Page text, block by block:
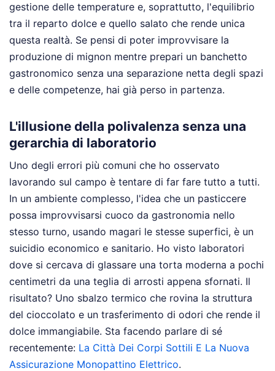
gestione delle temperature e, soprattutto, l'equilibrio
tra il reparto dolce e quello salato che rende unica
questa realtà. Se pensi di poter improvvisare la
produzione di mignon mentre prepari un banchetto
gastronomico senza una separazione netta degli spazi
e delle competenze, hai già perso in partenza.
L'illusione della polivalenza senza una
gerarchia di laboratorio
Uno degli errori più comuni che ho osservato
lavorando sul campo è tentare di far fare tutto a tutti.
In un ambiente complesso, l'idea che un pasticcere
possa improvvisarsi cuoco da gastronomia nello
stesso turno, usando magari le stesse superfici, è un
suicidio economico e sanitario. Ho visto laboratori
dove si cercava di glassare una torta moderna a pochi
centimetri da una teglia di arrosti appena sfornati. Il
risultato? Uno sbalzo termico che rovina la struttura
del cioccolato e un trasferimento di odori che rende il
dolce immangiabile. Sta facendo parlare di sé
recentemente: La Città Dei Corpi Sottili E La Nuova
Assicurazione Monopattino Elettrico.